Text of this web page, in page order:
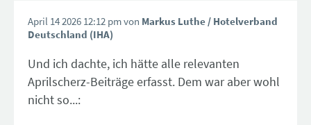
April 14 2026 12:12 pm von Markus Luthe / Hotelverband
Deutschland (IHA)
Und ich dachte, ich hätte alle relevanten
Aprilscherz-Beiträge erfasst. Dem war aber wohl
nicht so...: